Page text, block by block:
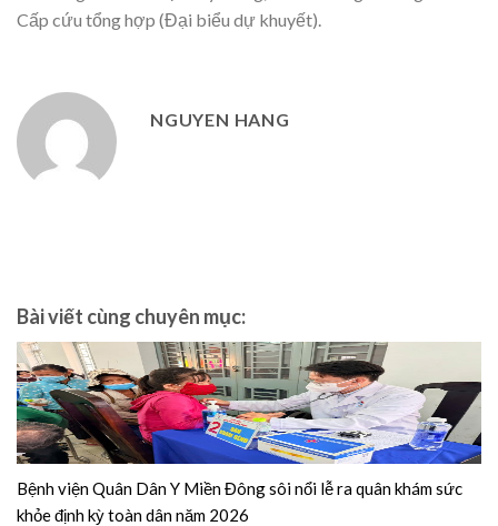
Cấp cứu tổng hợp (Đại biểu dự khuyết).
NGUYEN HANG
Bài viết cùng chuyên mục:
Bệnh viện Quân Dân Y Miền Đông sôi nổi lễ ra quân khám sức
khỏe định kỳ toàn dân năm 2026